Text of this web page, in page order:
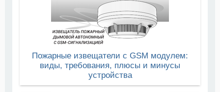
Пожарные извещатели с GSM модулем:
виды, требования, плюсы и минусы
устройства